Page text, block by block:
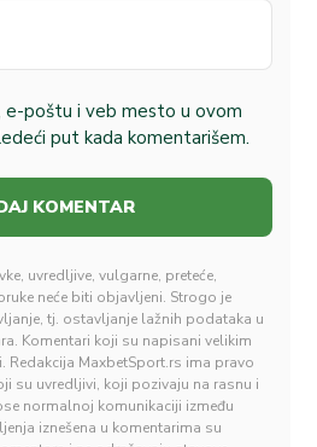
e-poštu i veb mesto u ovom
put kada komentarišem.
uvredljive, vulgarne, preteće,
neće biti objavljeni. Strogo je
tj. ostavljanje lažnih podataka u
Komentari koji su napisani velikim
Redakcija MaxbetSport.rs ima pravo
su uvredljivi, koji pozivaju na rasnu i
normalnoj komunikaciji između
iznešena u komentarima su